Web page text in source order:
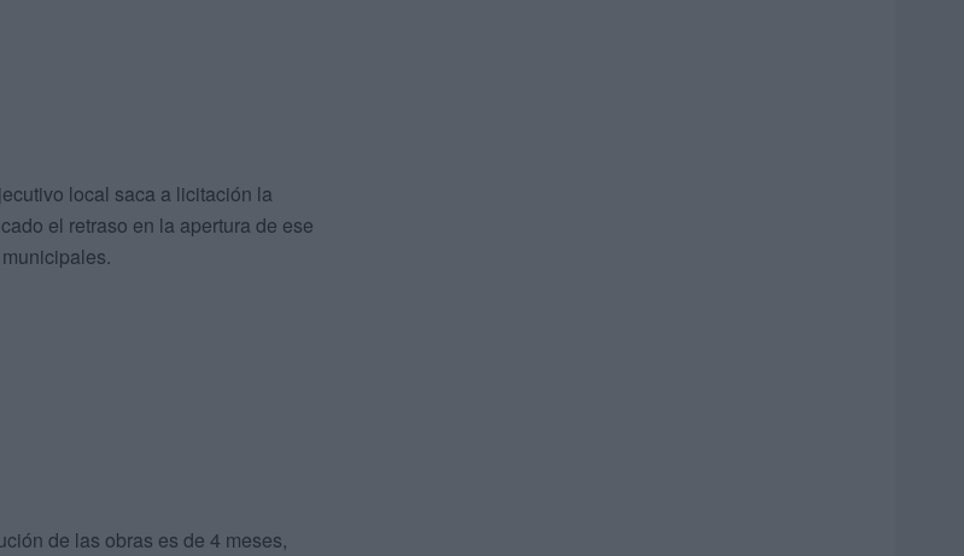
local saca a licitación la
el retraso en la apertura de ese
de las obras es de 4 meses,